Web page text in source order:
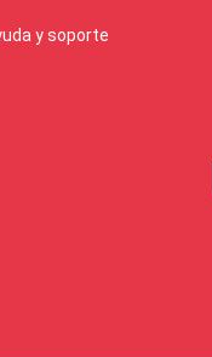
y soporte